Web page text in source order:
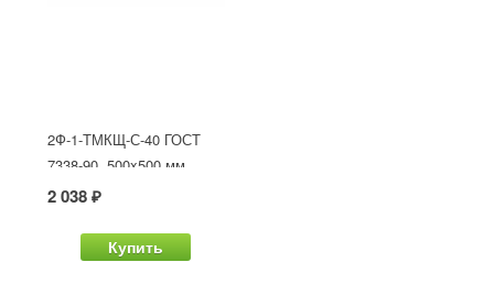
2Ф-1-ТМКЩ-С-40 ГОСТ
7338-90, 500x500 мм
2 038 ₽
Купить